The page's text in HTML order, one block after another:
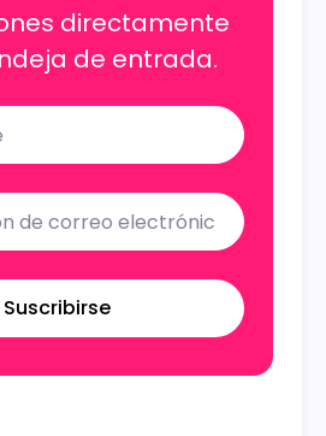
directamente
de entrada.
Suscribirse